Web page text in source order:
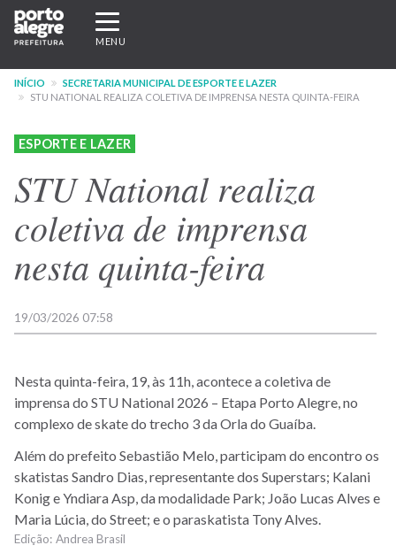
Pular
para
conteúdo
principal
Expandir/recolher
navegação
MENU
INÍCIO
SECRETARIA MUNICIPAL DE ESPORTE E LAZER
STU NATIONAL REALIZA COLETIVA DE IMPRENSA NESTA QUINTA-FEIRA
ESPORTE E LAZER
STU National realiza
coletiva de imprensa
nesta quinta-feira
19/03/2026 07:58
Nesta quinta-feira, 19, às 11h, acontece a coletiva de
imprensa do STU National 2026 – Etapa Porto Alegre, no
complexo de skate do trecho 3 da Orla do Guaíba.
Além do prefeito Sebastião Melo, participam do encontro os
skatistas Sandro Dias, representante dos Superstars; Kalani
Konig e Yndiara Asp, da modalidade Park; João Lucas Alves e
Maria Lúcia, do Street; e o paraskatista Tony Alves.
Andrea Brasil